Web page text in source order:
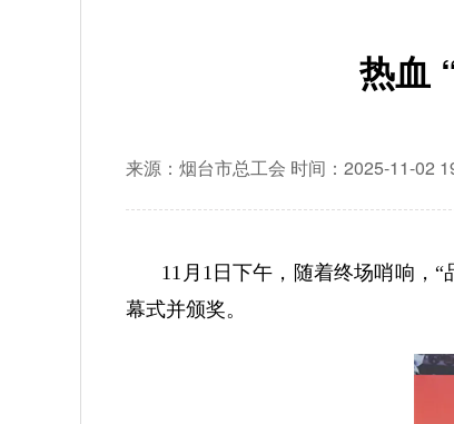
热血
来源：烟台市总工会 时间：2025-11-02
11月1日下午，随着终场哨响，
幕式并颁奖。